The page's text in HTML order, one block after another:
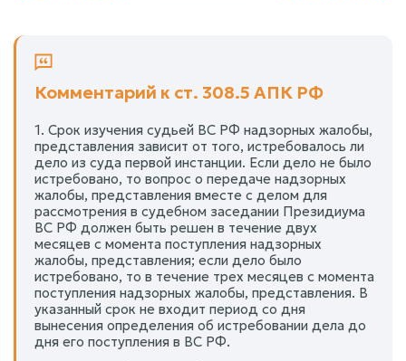
Комментарий к ст. 308.5 АПК РФ
1. Срок изучения судьей ВС РФ надзорных жалобы,
представления зависит от того, истребовалось ли
дело из суда первой инстанции. Если дело не было
истребовано, то вопрос о передаче надзорных
жалобы, представления вместе с делом для
рассмотрения в судебном заседании Президиума
ВС РФ должен быть решен в течение двух
месяцев с момента поступления надзорных
жалобы, представления; если дело было
истребовано, то в течение трех месяцев с момента
поступления надзорных жалобы, представления. В
указанный срок не входит период со дня
вынесения определения об истребовании дела до
дня его поступления в ВС РФ.